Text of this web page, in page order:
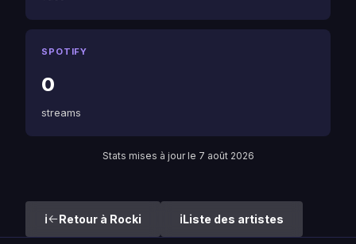
SPOTIFY
0
streams
Stats mises à jour le 7 août 2026
Retour à Rocki Liste des artistes